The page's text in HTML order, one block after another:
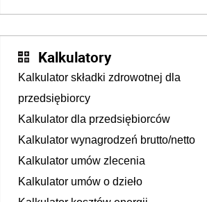
Kalkulatory
Kalkulator składki zdrowotnej dla
przedsiębiorcy
Kalkulator dla przedsiębiorców
Kalkulator wynagrodzeń brutto/netto
Kalkulator umów zlecenia
Kalkulator umów o dzieło